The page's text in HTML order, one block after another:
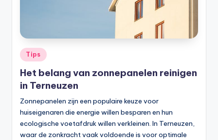
Tips
Het belang van zonnepanelen reinigen
in Terneuzen
Zonnepanelen zijn een populaire keuze voor
huiseigenaren die energie willen besparen en hun
ecologische voetafdruk willen verkleinen. In Terneuzen,
waar de zonkracht vaak voldoende is voor optimale